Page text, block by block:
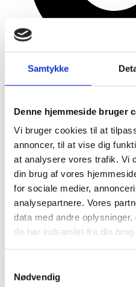
Samtykke
Denne hjemmeside bruger
Vi bruger cookies til at
annoncer, til at vise dig
at analysere vores trafik. Vi
din brug af vores
for sociale medier,
analysepartnere. Vores
data med andre
de har indsamlet fra din
Nødvendig
TikTok